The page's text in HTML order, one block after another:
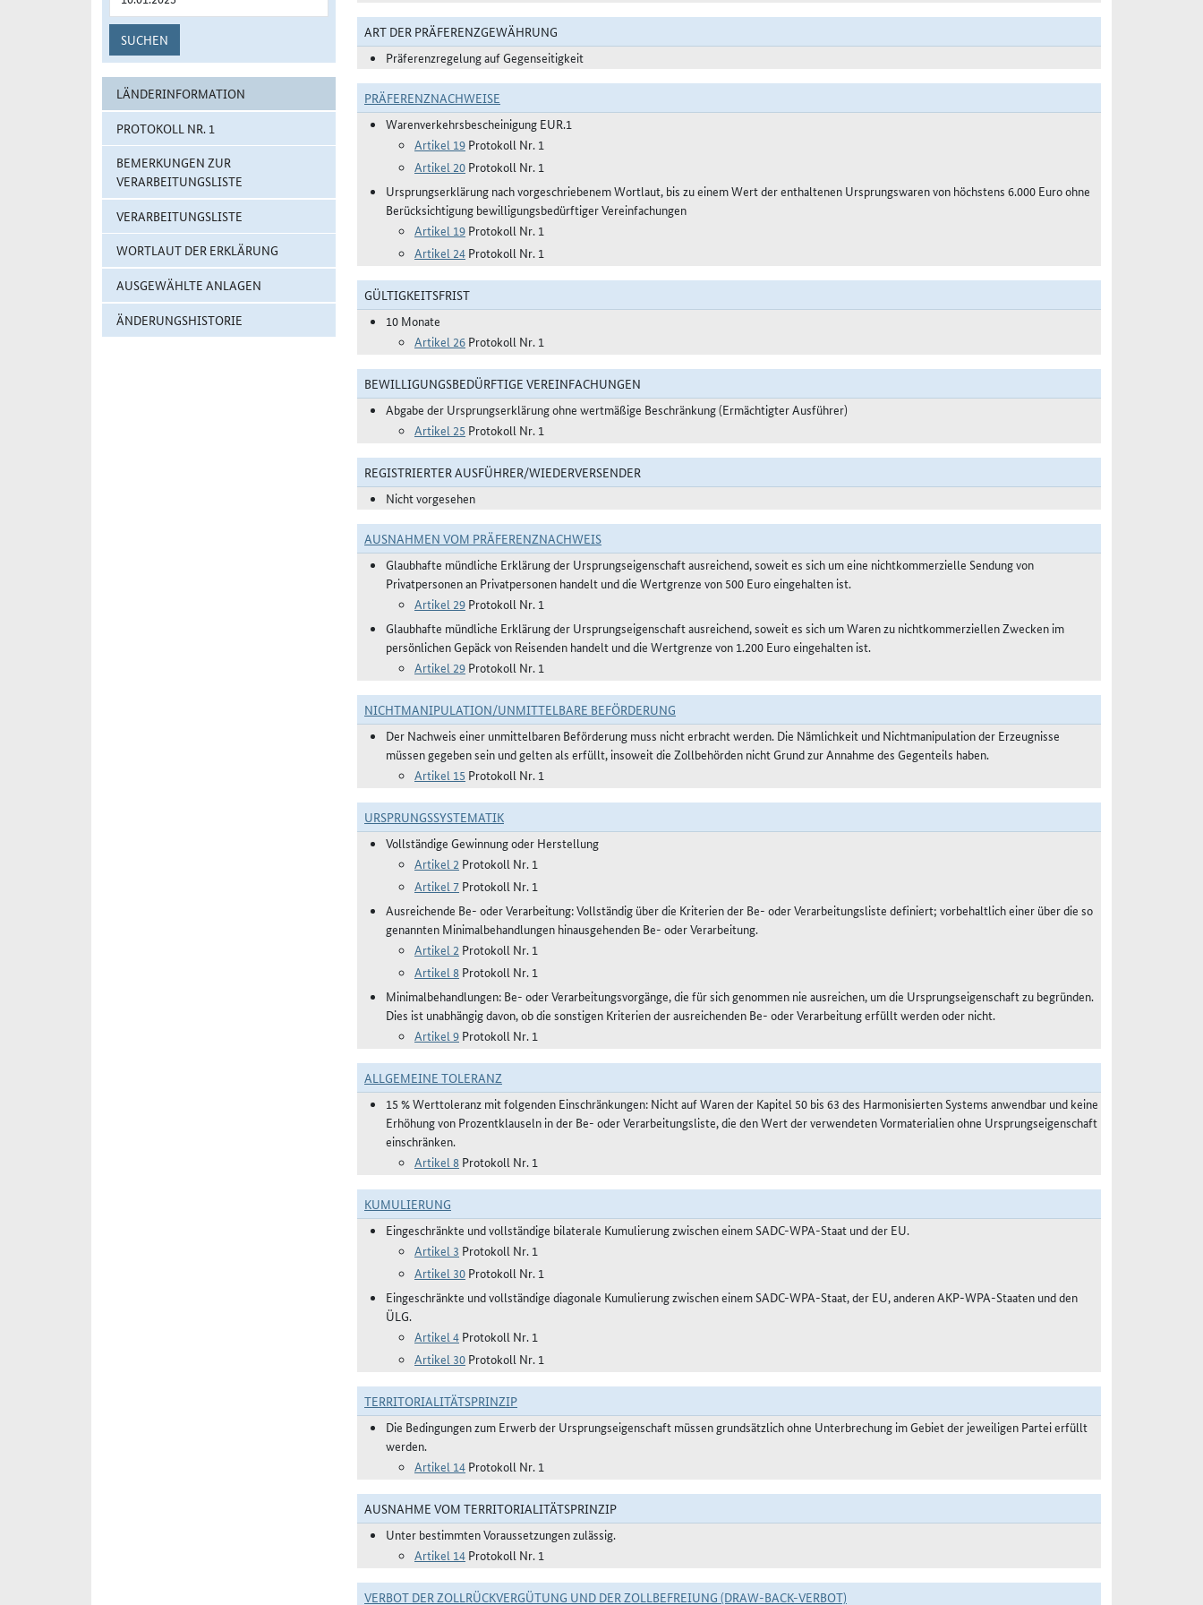
SUCHEN
LÄNDERINFORMATION
PROTOKOLL NR. 1
BEMERKUNGEN ZUR
VERARBEITUNGSLISTE
VERARBEITUNGSLISTE
WORTLAUT DER ERKLÄRUNG
AUSGEWÄHLTE ANLAGEN
ÄNDERUNGSHISTORIE
ART DER PRÄFERENZGEWÄHRUNG
Präferenzregelung auf Gegenseitigkeit
PRÄFERENZNACHWEISE
Warenverkehrsbescheinigung EUR.1
Artikel 19 Protokoll Nr. 1
Artikel 20 Protokoll Nr. 1
Ursprungserklärung nach vorgeschriebenem Wortlaut, bis zu einem Wert der enthaltenen Ursprungswaren von höchstens 6.000 Euro ohne
Berücksichtigung bewilligungsbedürftiger Vereinfachungen
Artikel 19 Protokoll Nr. 1
Artikel 24 Protokoll Nr. 1
GÜLTIGKEITSFRIST
10 Monate
Artikel 26 Protokoll Nr. 1
BEWILLIGUNGSBEDÜRFTIGE VEREINFACHUNGEN
Abgabe der Ursprungserklärung ohne wertmäßige Beschränkung (Ermächtigter Ausführer)
Artikel 25 Protokoll Nr. 1
REGISTRIERTER AUSFÜHRER/WIEDERVERSENDER
Nicht vorgesehen
AUSNAHMEN VOM PRÄFERENZNACHWEIS
Glaubhafte mündliche Erklärung der Ursprungseigenschaft ausreichend, soweit es sich um eine nichtkommerzielle Sendung von
Privatpersonen an Privatpersonen handelt und die Wertgrenze von 500 Euro eingehalten ist.
Artikel 29 Protokoll Nr. 1
Glaubhafte mündliche Erklärung der Ursprungseigenschaft ausreichend, soweit es sich um Waren zu nichtkommerziellen Zwecken im
persönlichen Gepäck von Reisenden handelt und die Wertgrenze von 1.200 Euro eingehalten ist.
Artikel 29 Protokoll Nr. 1
NICHTMANIPULATION/UNMITTELBARE BEFÖRDERUNG
Der Nachweis einer unmittelbaren Beförderung muss nicht erbracht werden. Die Nämlichkeit und Nichtmanipulation der Erzeugnisse
müssen gegeben sein und gelten als erfüllt, insoweit die Zollbehörden nicht Grund zur Annahme des Gegenteils haben.
Artikel 15 Protokoll Nr. 1
URSPRUNGSSYSTEMATIK
Vollständige Gewinnung oder Herstellung
Artikel 2 Protokoll Nr. 1
Artikel 7 Protokoll Nr. 1
Ausreichende Be- oder Verarbeitung: Vollständig über die Kriterien der Be- oder Verarbeitungsliste definiert; vorbehaltlich einer über die so
genannten Minimalbehandlungen hinausgehenden Be- oder Verarbeitung.
Artikel 2 Protokoll Nr. 1
Artikel 8 Protokoll Nr. 1
Minimalbehandlungen: Be- oder Verarbeitungsvorgänge, die für sich genommen nie ausreichen, um die Ursprungseigenschaft zu begründen.
Dies ist unabhängig davon, ob die sonstigen Kriterien der ausreichenden Be- oder Verarbeitung erfüllt werden oder nicht.
Artikel 9 Protokoll Nr. 1
ALLGEMEINE TOLERANZ
15 % Werttoleranz mit folgenden Einschränkungen: Nicht auf Waren der Kapitel 50 bis 63 des Harmonisierten Systems anwendbar und keine
Erhöhung von Prozentklauseln in der Be- oder Verarbeitungsliste, die den Wert der verwendeten Vormaterialien ohne Ursprungseigenschaft
einschränken.
Artikel 8 Protokoll Nr. 1
KUMULIERUNG
Eingeschränkte und vollständige bilaterale Kumulierung zwischen einem SADC-WPA-Staat und der EU.
Artikel 3 Protokoll Nr. 1
Artikel 30 Protokoll Nr. 1
Eingeschränkte und vollständige diagonale Kumulierung zwischen einem SADC-WPA-Staat, der EU, anderen AKP-WPA-Staaten und den
ÜLG.
Artikel 4 Protokoll Nr. 1
Artikel 30 Protokoll Nr. 1
TERRITORIALITÄTSPRINZIP
Die Bedingungen zum Erwerb der Ursprungseigenschaft müssen grundsätzlich ohne Unterbrechung im Gebiet der jeweiligen Partei erfüllt
werden.
Artikel 14 Protokoll Nr. 1
AUSNAHME VOM TERRITORIALITÄTSPRINZIP
Unter bestimmten Voraussetzungen zulässig.
Artikel 14 Protokoll Nr. 1
VERBOT DER ZOLLRÜCKVERGÜTUNG UND DER ZOLLBEFREIUNG (DRAW-BACK-VERBOT)